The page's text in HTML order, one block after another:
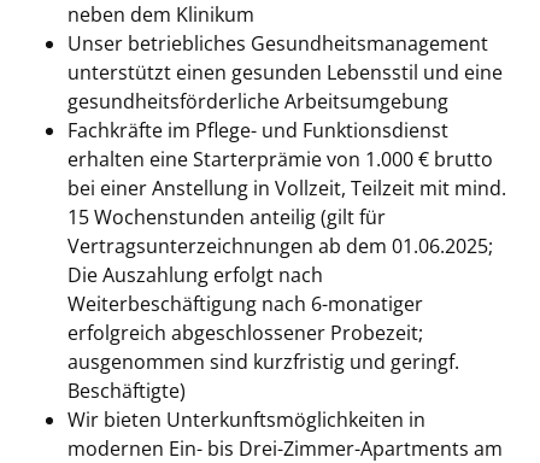
neben dem Klinikum
Unser betriebliches Gesundheitsmanagement
unterstützt einen gesunden Lebensstil und eine
gesundheitsförderliche Arbeitsumgebung
Fachkräfte im Pflege- und Funktionsdienst
erhalten eine Starterprämie von 1.000 € brutto
bei einer Anstellung in Vollzeit, Teilzeit mit mind.
15 Wochenstunden anteilig (gilt für
Vertragsunterzeichnungen ab dem 01.06.2025;
Die Auszahlung erfolgt nach
Weiterbeschäftigung nach 6-monatiger
erfolgreich abgeschlossener Probezeit;
ausgenommen sind kurzfristig und geringf.
Beschäftigte)
Wir bieten Unterkunftsmöglichkeiten in
modernen Ein- bis Drei-Zimmer-Apartments am